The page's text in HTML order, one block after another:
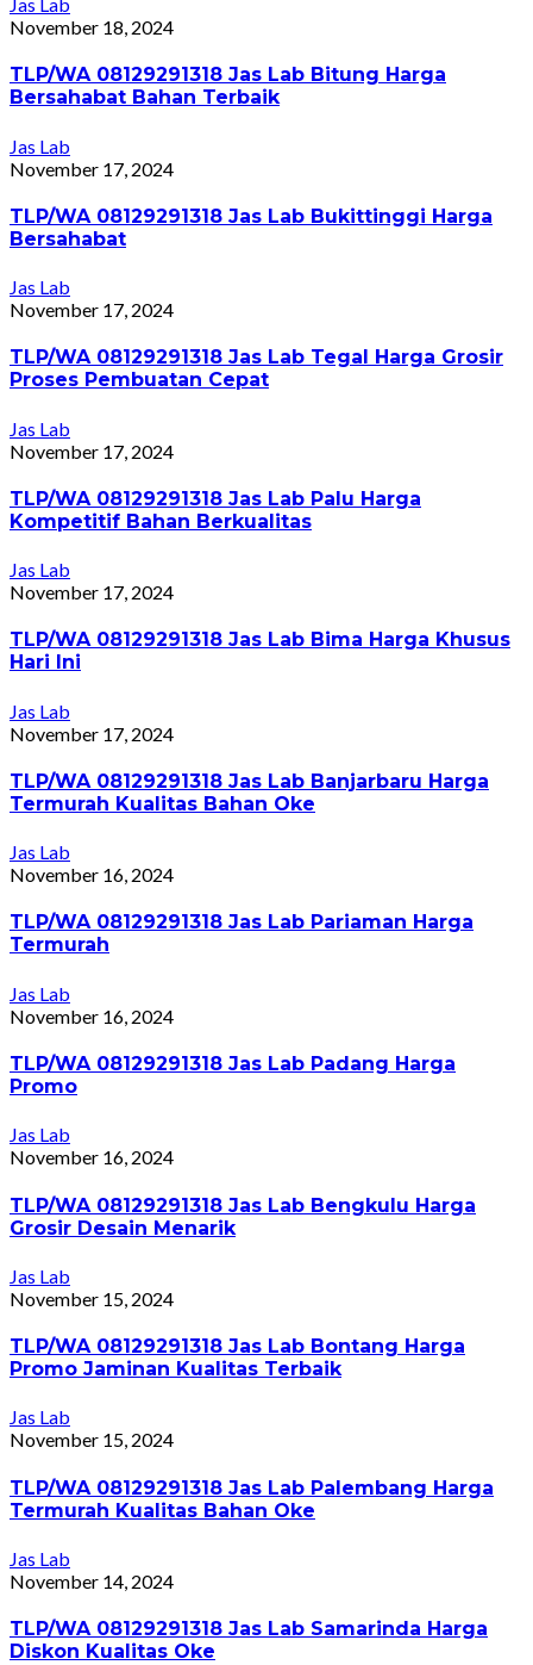
November 18, 2024
TLP/WA 08129291318 Jas Lab Bitung Harga
Bersahabat Bahan Terbaik
Jas Lab
November 17, 2024
TLP/WA 08129291318 Jas Lab Bukittinggi Harga
Bersahabat
Jas Lab
November 17, 2024
TLP/WA 08129291318 Jas Lab Tegal Harga Grosir
Proses Pembuatan Cepat
Jas Lab
November 17, 2024
TLP/WA 08129291318 Jas Lab Palu Harga
Kompetitif Bahan Berkualitas
Jas Lab
November 17, 2024
TLP/WA 08129291318 Jas Lab Bima Harga Khusus
Hari Ini
Jas Lab
November 17, 2024
TLP/WA 08129291318 Jas Lab Banjarbaru Harga
Termurah Kualitas Bahan Oke
Jas Lab
November 16, 2024
TLP/WA 08129291318 Jas Lab Pariaman Harga
Termurah
Jas Lab
November 16, 2024
TLP/WA 08129291318 Jas Lab Padang Harga
Promo
Jas Lab
November 16, 2024
TLP/WA 08129291318 Jas Lab Bengkulu Harga
Grosir Desain Menarik
Jas Lab
November 15, 2024
TLP/WA 08129291318 Jas Lab Bontang Harga
Promo Jaminan Kualitas Terbaik
Jas Lab
November 15, 2024
TLP/WA 08129291318 Jas Lab Palembang Harga
Termurah Kualitas Bahan Oke
Jas Lab
November 14, 2024
TLP/WA 08129291318 Jas Lab Samarinda Harga
Diskon Kualitas Oke